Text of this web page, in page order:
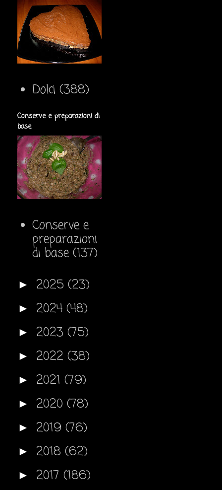
Dolci (388)
Conserve e preparazioni di
base
Conserve e
preparazioni
di base (137)
► 2025 (23)
► 2024 (48)
► 2023 (75)
► 2022 (38)
► 2021 (79)
► 2020 (78)
► 2019 (76)
► 2018 (62)
► 2017 (186)